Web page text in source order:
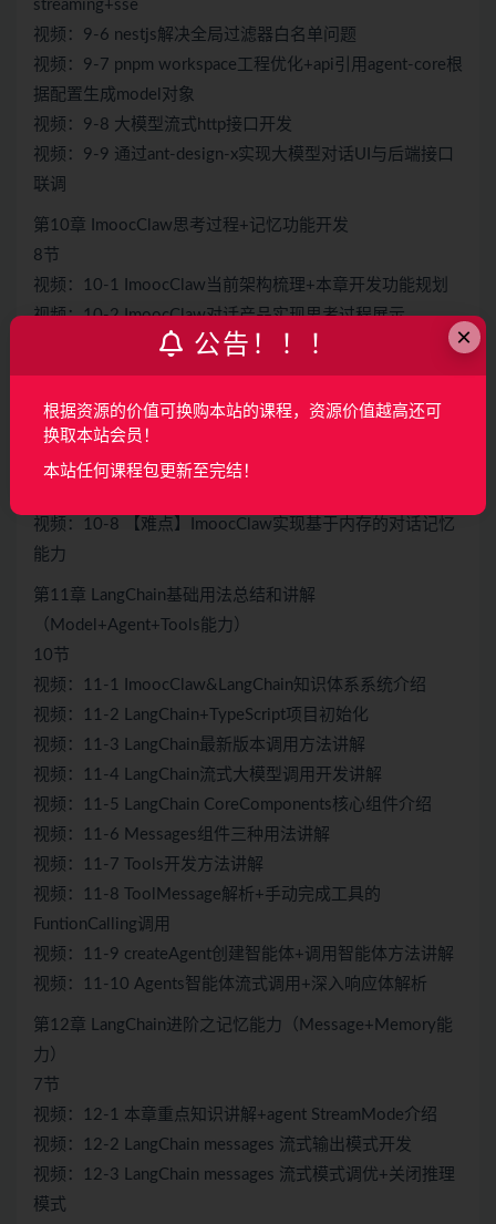
streaming+sse
视频：9-6 nestjs解决全局过滤器白名单问题
视频：9-7 pnpm workspace工程优化+api引用agent-core根
据配置生成model对象
视频：9-8 大模型流式http接口开发
视频：9-9 通过ant-design-x实现大模型对话UI与后端接口
联调
第10章 ImoocClaw思考过程+记忆功能开发
8节
视频：10-1 ImoocClaw当前架构梳理+本章开发功能规划
视频：10-2 ImoocClaw对话产品实现思考过程展示
视频：10-3 AI流式接口协议优化+前端适配协议
视频：10-4 交互优化：AI回复的思考过程转为流式显示
视频：10-5 【重点】大模型具备记忆能力的实现原理
视频：10-6 基于LangChain+Message对象实现大模型记忆
能力
视频：10-8 【难点】ImoocClaw实现基于内存的对话记忆
能力
第11章 LangChain基础用法总结和讲解
（Model+Agent+Tools能力）
10节
视频：11-1 ImoocClaw&LangChain知识体系系统介绍
视频：11-2 LangChain+TypeScript项目初始化
视频：11-3 LangChain最新版本调用方法讲解
视频：11-4 LangChain流式大模型调用开发讲解
视频：11-5 LangChain CoreComponents核心组件介绍
视频：11-6 Messages组件三种用法讲解
视频：11-7 Tools开发方法讲解
视频：11-8 ToolMessage解析+手动完成工具的
FuntionCalling调用
视频：11-9 createAgent创建智能体+调用智能体方法讲解
视频：11-10 Agents智能体流式调用+深入响应体解析
第12章 LangChain进阶之记忆能力（Message+Memory能
力）
7节
视频：12-1 本章重点知识讲解+agent StreamMode介绍
视频：12-2 LangChain messages 流式输出模式开发
视频：12-3 LangChain messages 流式模式调优+关闭推理
模式
×
公告！！！
根据资源的价值可换购本站的课程，资源价值越高还可
换取本站会员！
本站任何课程包更新至完结！